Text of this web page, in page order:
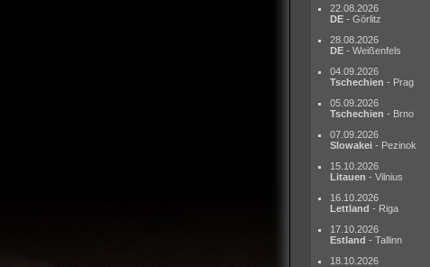
22.08.2026
DE - Görlitz
28.08.2026
DE - Weißenfels
04.09.2026
Tschechien - Prag
05.09.2026
Tschechien - Brno
07.09.2026
Slowakei - Pezinok
15.10.2026
Litauen - Vilnius
16.10.2026
Lettland - Riga
17.10.2026
Estland - Tallinn
18.10.2026